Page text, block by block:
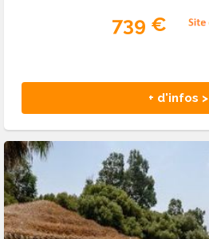
739 €
+ d'infos >